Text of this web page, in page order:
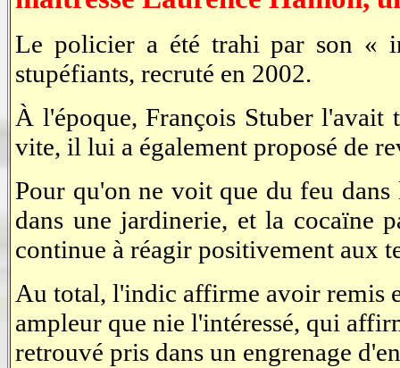
Le policier a été trahi par son «
stupéfiants, recruté en 2002.
À l'époque, François Stuber
vite, il lui a également proposé de
Pour qu'on ne voit que du feu dans
dans une jardinerie, et la cocaïne
continue à réagir positivement aux
Au total, l'indic affirme avoir remis
ampleur que nie l'intéressé, qui
retrouvé pris dans un engrenage